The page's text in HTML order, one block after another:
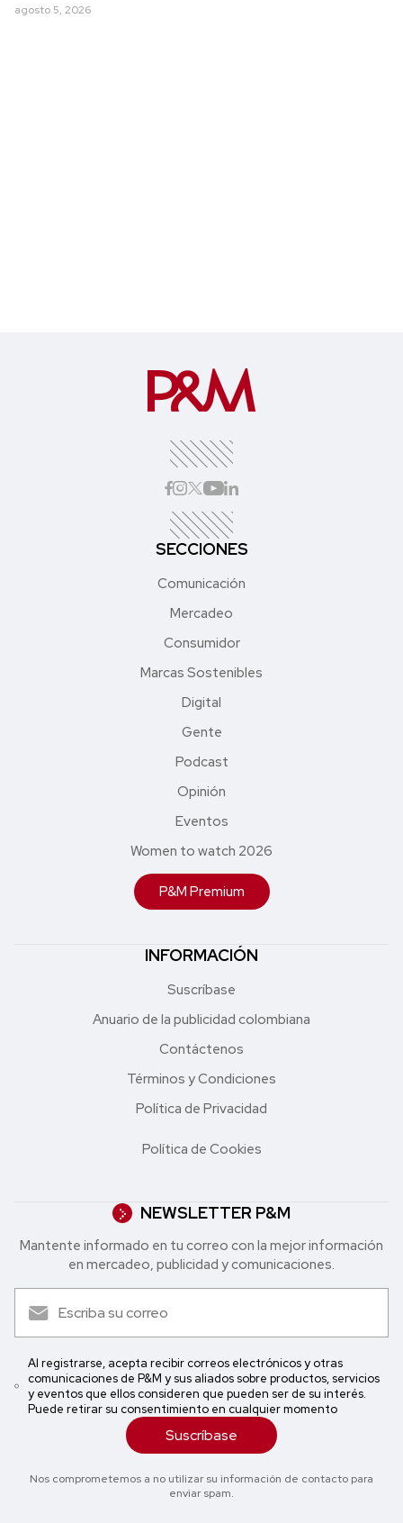
agosto 5, 2026
SECCIONES
Comunicación
Mercadeo
Consumidor
Marcas Sostenibles
Digital
Gente
Podcast
Opinión
Eventos
Women to watch 2026
P&M Premium
INFORMACIÓN
Suscríbase
Anuario de la publicidad colombiana
Contáctenos
Términos y Condiciones
Política de Privacidad
Política de Cookies
NEWSLETTER P&M
Mantente informado en tu correo con la mejor in formación
en mercadeo, publicidad y comunicaciones.
Al registrarse, acepta recibir correos electrónicos y otras
comunicaciones de P&M y sus aliados sobre productos, servicios
y eventos que ellos consideren que pueden ser de su interés.
Puede retirar su consentimiento en cualquier momento
Suscríbase
Nos comprometemos a no utilizar su información de contacto para
enviar spam.